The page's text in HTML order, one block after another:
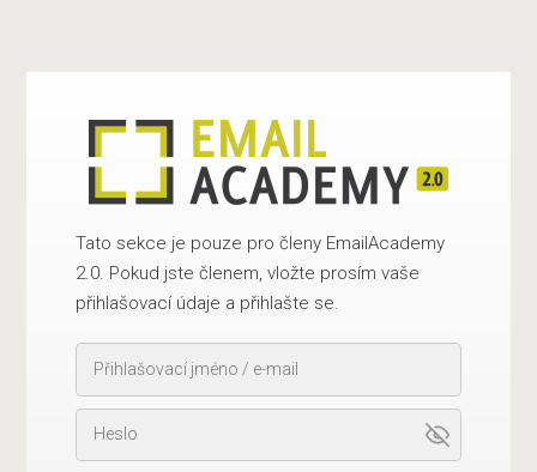
Tato sekce je pouze pro členy EmailAcademy
2.0. Pokud jste členem, vložte prosím vaše
přihlašovací údaje a přihlašte se.